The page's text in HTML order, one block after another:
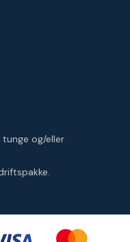
og/eller